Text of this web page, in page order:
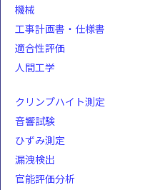
機械
工事計画書・仕様書
適合性評価
人間工学
クリンプハイト測定
音響試験
ひずみ測定
漏洩検出
官能評価分析